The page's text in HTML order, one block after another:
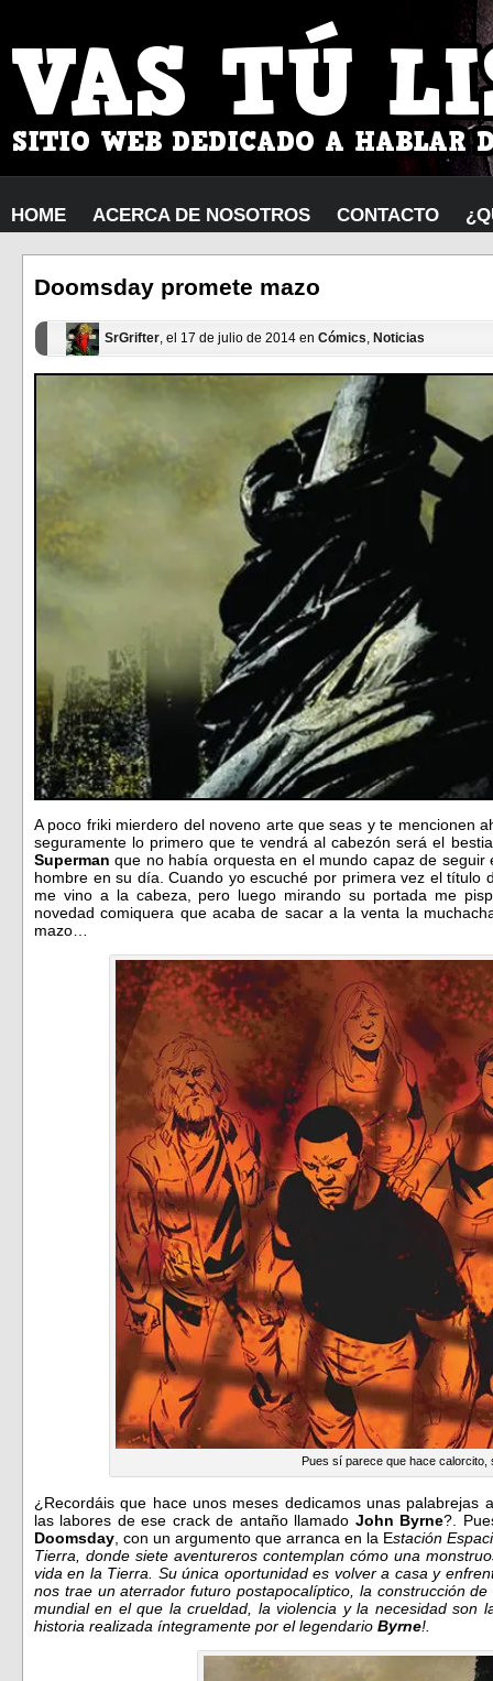
HOME ACERCA DE NOSOTROS CONTACTO
Doomsday promete mazo
SrGrifter, el 17 de julio de 2014 en Cómics, Noticias
A poco friki mierdero del noveno arte que seas y te mencionen
seguramente lo primero que te vendrá al cabezón será el
Superman que no había orquesta en el mundo capaz de
hombre en su día. Cuando yo escuché por primera vez el título
me vino a la cabeza, pero luego mirando su portada me
novedad comiquera que acaba de sacar a la venta la
mazo…
Pues sí parece que hace
¿Recordáis que hace unos meses dedicamos unas palabrejas
las labores de ese crack de antaño llamado John Byrne?.
Doomsday , con un argumento que arranca en la Estación
Tierra, donde siete aventureros contemplan cómo una
vida en la Tierra. Su única oportunidad es volver a casa y
nos trae un aterrador futuro postapocalíptico, la construcción
mundial en el que la crueldad, la violencia y la necesidad son
historia realizada íntegramente por el legendario Byrne!.